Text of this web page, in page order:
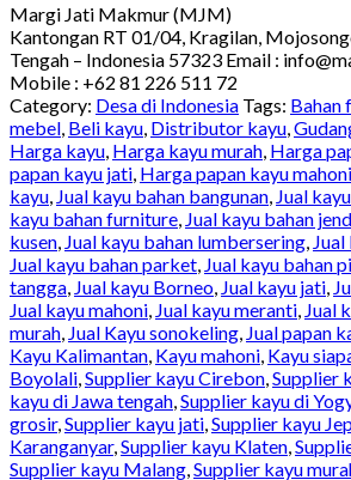
Margi Jati Makmur (MJM)
Kantongan RT 01/04, Kragilan,
Tengah – Indonesia 57323 Email :
Mobile : +62 81 226 511 72
Category: Desa di Indonesia Tags: Bahan
mebel Beli kayu Distributor kayu
Harga kayu Harga kayu murah Harga
papan kayu jati Harga papan kayu mahoni
kayu Jual kayu bahan bangunan Jual
kayu bahan furniture Jual kayu bahan
kusen Jual kayu bahan lumbersering
Jual kayu bahan parket Jual kayu bahan
tangga Jual kayu Borneo Jual kayu jati
Jual kayu mahoni Jual kayu meranti Jual
murah Jual Kayu sonokeling Jual papan
Kayu Kalimantan Kayu mahoni Kayu
Boyolali Supplier kayu Cirebon Supplier
kayu di Jawa tengah Supplier kayu di
grosir, Supplier kayu jati Supplier kayu
Karanganyar, Supplier kayu Klaten
Supplier kayu Malang Supplier kayu